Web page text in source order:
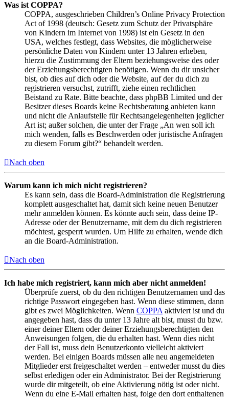
Was ist COPPA?
COPPA, ausgeschrieben Children’s Online Privacy Protection
Act of 1998 (deutsch: Gesetz zum Schutz der Privatsphäre
von Kindern im Internet von 1998) ist ein Gesetz in den
USA, welches festlegt, dass Websites, die möglicherweise
persönliche Daten von Kindern unter 13 Jahren erheben,
hierzu die Zustimmung der Eltern beziehungsweise des oder
der Erziehungsberechtigten benötigen. Wenn du dir unsicher
bist, ob dies auf dich oder die Website, auf der du dich zu
registrieren versuchst, zutrifft, ziehe einen rechtlichen
Beistand zu Rate. Bitte beachte, dass phpBB Limited und der
Besitzer dieses Boards keine Rechtsberatung anbieten kann
und nicht die Anlaufstelle für Rechtsangelegenheiten jeglicher
Art ist; außer solchen, die unter der Frage „An wen soll ich
mich wenden, falls es Beschwerden oder juristische Anfragen
zu diesem Forum gibt?“ behandelt werden.
Nach oben
Warum kann ich mich nicht registrieren?
Es kann sein, dass die Board-Administration die Registrierung
komplett ausgeschaltet hat, damit sich keine neuen Benutzer
mehr anmelden können. Es könnte auch sein, dass deine IP-
Adresse oder der Benutzername, mit dem du dich registrieren
möchtest, gesperrt wurden. Um Hilfe zu erhalten, wende dich
an die Board-Administration.
Nach oben
Ich habe mich registriert, kann mich aber nicht anmelden!
Überprüfe zuerst, ob du den richtigen Benutzernamen und das
richtige Passwort eingegeben hast. Wenn diese stimmen, dann
gibt es zwei Möglichkeiten. Wenn COPPA aktiviert ist und du
angegeben hast, dass du unter 13 Jahre alt bist, musst du bzw.
einer deiner Eltern oder deiner Erziehungsberechtigten den
Anweisungen folgen, die du erhalten hast. Wenn dies nicht
der Fall ist, muss dein Benutzerkonto vielleicht aktiviert
werden. Bei einigen Boards müssen alle neu angemeldeten
Mitglieder erst freigeschaltet werden – entweder musst du dies
selbst erledigen oder ein Administrator. Bei der Registrierung
wurde dir mitgeteilt, ob eine Aktivierung nötig ist oder nicht.
Wenn du eine E-Mail erhalten hast, folge den dort enthaltenen